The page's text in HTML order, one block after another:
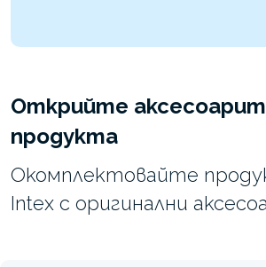
Открийте
продукта
Окомплектовайте
Intex с оригинални